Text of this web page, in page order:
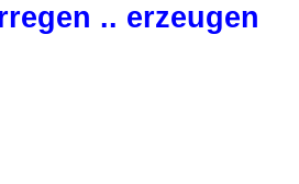
.. erzeugen